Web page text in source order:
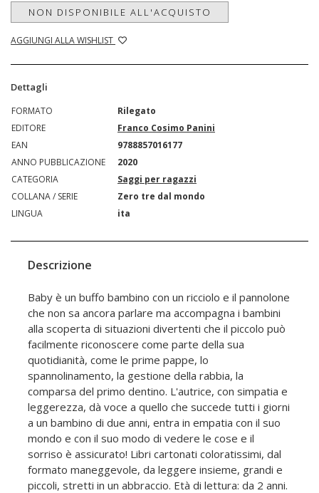
NON DISPONIBILE ALL'ACQUISTO
AGGIUNGI ALLA WISHLIST
Dettagli
FORMATO
Rilegato
EDITORE
Franco Cosimo Panini
EAN
9788857016177
ANNO PUBBLICAZIONE
2020
CATEGORIA
Saggi per ragazzi
COLLANA / SERIE
Zero tre dal mondo
LINGUA
ita
Descrizione
Baby è un buffo bambino con un ricciolo e il pannolone
che non sa ancora parlare ma accompagna i bambini
alla scoperta di situazioni divertenti che il piccolo può
facilmente riconoscere come parte della sua
quotidianità, come le prime pappe, lo
spannolinamento, la gestione della rabbia, la
comparsa del primo dentino. L'autrice, con simpatia e
leggerezza, dà voce a quello che succede tutti i giorni
a un bambino di due anni, entra in empatia con il suo
mondo e con il suo modo di vedere le cose e il
sorriso è assicurato! Libri cartonati coloratissimi, dal
formato maneggevole, da leggere insieme, grandi e
piccoli, stretti in un abbraccio. Età di lettura: da 2 anni.